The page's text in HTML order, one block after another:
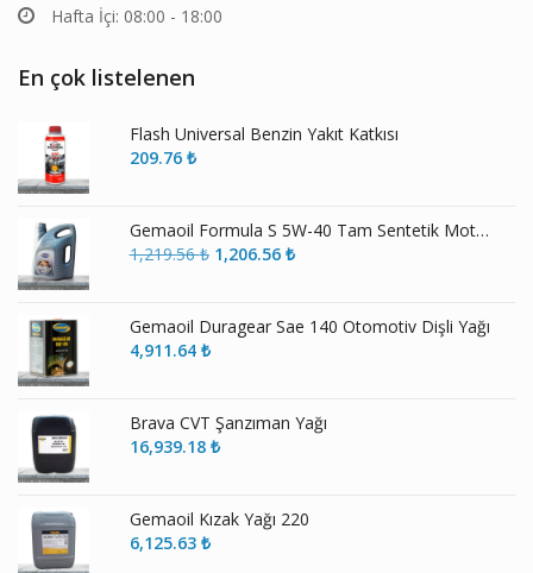
Hafta İçi: 08:00 - 18:00
En çok listelenen
Flash Universal Benzin Yakıt Katkısı
209.76 ₺
Gemaoil Formula S 5W-40 Tam Sentetik Motor Yağı
1,219.56₺ Orijinal
1,206.56 ₺Şu
1,206.56 ₺.
Gemaoil Duragear Sae 140 Otomotiv Dişli Yağı
4,911.64 ₺
Brava CVT Şanzıman Yağı
16,939.18 ₺
Gemaoil Kızak Yağı 220
6,125.63 ₺